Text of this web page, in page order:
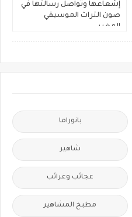
إشعاعها وتواصل رسالتها في
صون التراث الموسيقي
المغربي
بانوراما
شاهير
عجائب وغرائب
مطبخ المشاهير